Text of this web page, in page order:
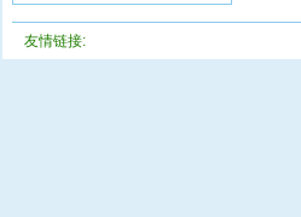
友情链接: